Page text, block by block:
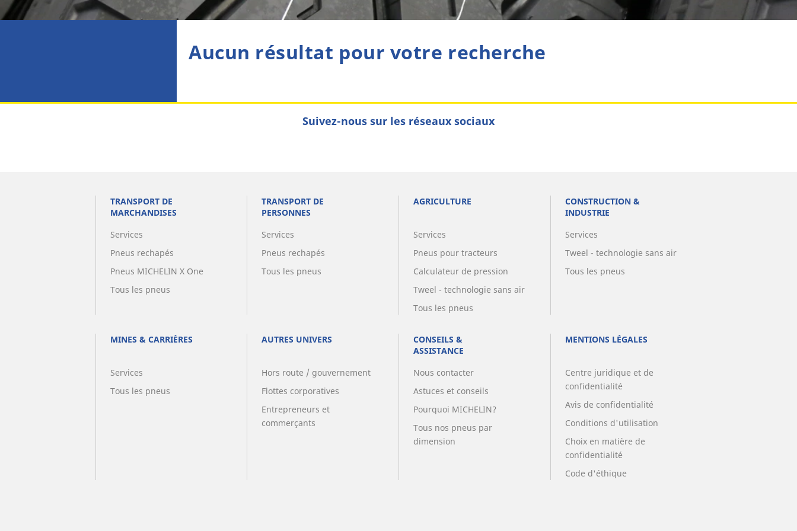
Aviation
Aucun résultat pour votre recherche
Suivez-nous sur les réseaux sociaux
TRANSPORT DE
MARCHANDISES
Services
Pneus rechapés
Pneus MICHELIN X One
Tous les pneus
TRANSPORT DE
PERSONNES
Services
Pneus rechapés
Tous les pneus
AGRICULTURE
Services
Pneus pour tracteurs
Calculateur de pression
Tweel - technologie sans air
Tous les pneus
CONSTRUCTION &
INDUSTRIE
Services
Tweel - technologie sans air
Tous les pneus
MINES & CARRIÈRES
Services
Tous les pneus
AUTRES UNIVERS
Hors route / gouvernement
Flottes corporatives
Entrepreneurs et
commerçants
CONSEILS &
ASSISTANCE
Nous contacter
Astuces et conseils
Pourquoi MICHELIN?
Tous nos pneus par
dimension
MENTIONS LÉGALES
Centre juridique et de
confidentialité
Avis de confidentialité
Conditions d'utilisation
Choix en matière de
confidentialité
Code d'éthique